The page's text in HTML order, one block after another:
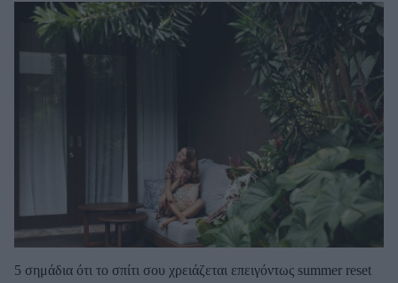
5 σημάδια ότι το σπίτι σου χρειάζεται επειγόντως summer reset